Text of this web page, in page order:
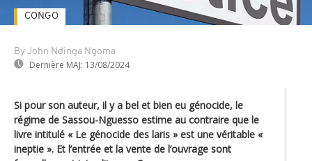
By John Ndinga Ngoma
Dernière MAJ: 13/08/2024
CONGO
Si pour son auteur, il y a bel et bien eu génocide, le
régime de Sassou-Nguesso estime au contraire que le
livre intitulé « Le génocide des laris » est une véritable «
ineptie ». Et l’entrée et la vente de l’ouvrage sont